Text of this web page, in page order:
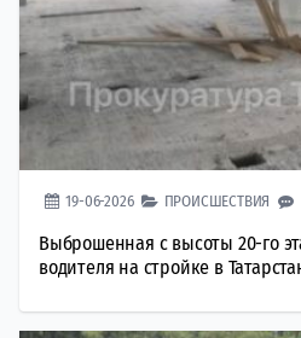
19-06-2026 ПРОИСШЕСТВИЯ
Выброшенная с высоты 20-го
водителя на стройке в